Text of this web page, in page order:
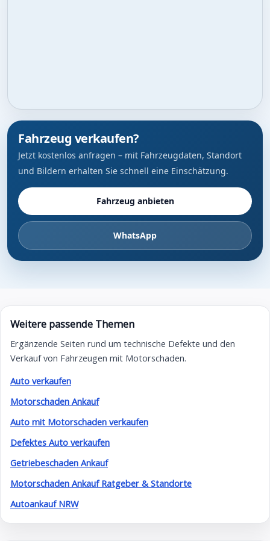
Fahrzeug verkaufen?
Jetzt kostenlos anfragen – mit Fahrzeugdaten, Standort
und Bildern erhalten Sie schnell eine Einschätzung.
Fahrzeug anbieten
WhatsApp
Weitere passende Themen
Ergänzende Seiten rund um technische Defekte und den
Verkauf von Fahrzeugen mit Motorschaden.
Auto verkaufen
Motorschaden Ankauf
Auto mit Motorschaden verkaufen
Defektes Auto verkaufen
Getriebeschaden Ankauf
Motorschaden Ankauf Ratgeber & Standorte
Autoankauf NRW